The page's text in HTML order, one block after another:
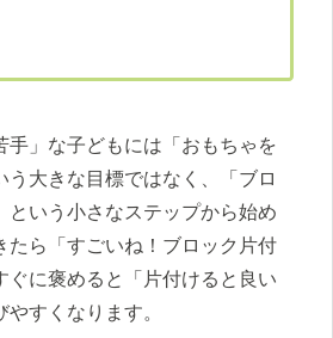
手」な子どもには「おもちゃを
う大きな目標ではなく、「ブロ
という小さなステップから始め
たら「すごいね！ブロック片付
ぐに褒めると「片付けると良い
すくなります。